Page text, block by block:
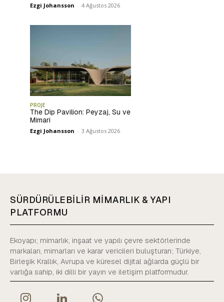
Ezgi Johansson - 4 Ağustos 2026
PROJE
The Dip Pavilion: Peyzaj, Su ve
Mimari
Ezgi Johansson - 3 Ağustos 2026
SÜRDÜRÜLEBİLİR MİMARLIK & YAPI
PLATFORMU
Ekoyapı; mimarlık, inşaat ve yapılı çevre sektörlerinde
markaları, mimarları ve karar vericileri buluşturan; Türkiye,
Birleşik Krallık, Avrupa ve küresel dijital ağlarda güçlü bir
varlığa sahip, iki dilli bir yayın ve iletişim platformudur.